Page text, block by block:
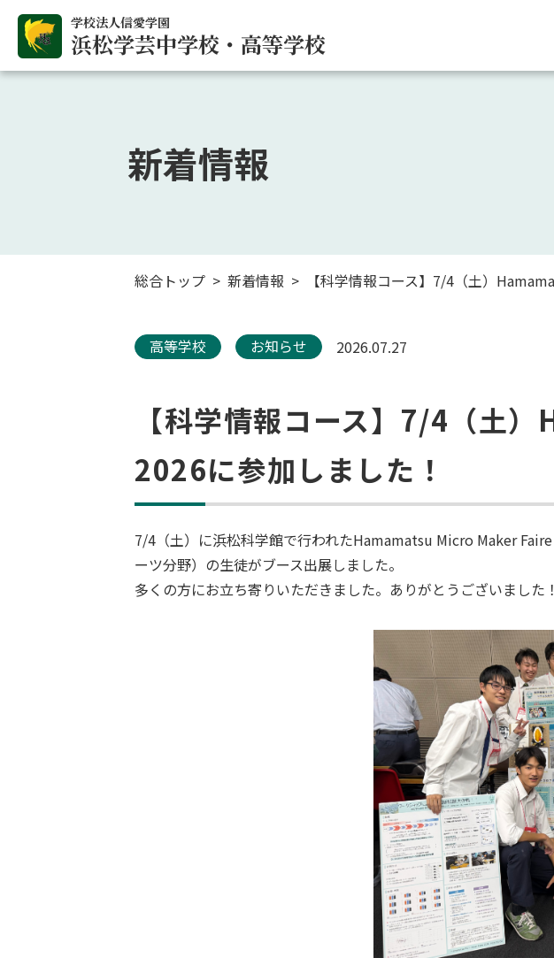
学校法人信愛学園
浜松学芸中学校・高等学校
新着情報
総合トップ 新着情報 【科学情報コース】7/4（土）
高等学校 お知らせ 2026.07.27
【科学情報コース】7/4（
2026に参加しました！
7/4（土）に浜松科学館で行われたHamamatsu Micro Maker
ーツ分野）の生徒がブース出展しました。
多くの方にお立ち寄りいただきました。ありがとうございました！